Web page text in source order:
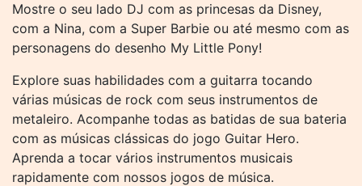
Mostre o seu lado DJ com as princesas da Disney,
com a Nina, com a Super Barbie ou até mesmo com as
personagens do desenho My Little Pony!
Explore suas habilidades com a guitarra tocando
várias músicas de rock com seus instrumentos de
metaleiro. Acompanhe todas as batidas de sua bateria
com as músicas clássicas do jogo Guitar Hero.
Aprenda a tocar vários instrumentos musicais
rapidamente com nossos jogos de música.